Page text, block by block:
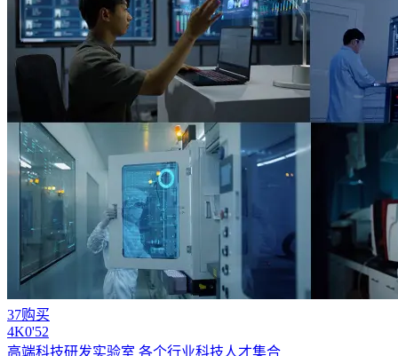
37购买
4K0'52
高端科技研发实验室 各个行业科技人才集合